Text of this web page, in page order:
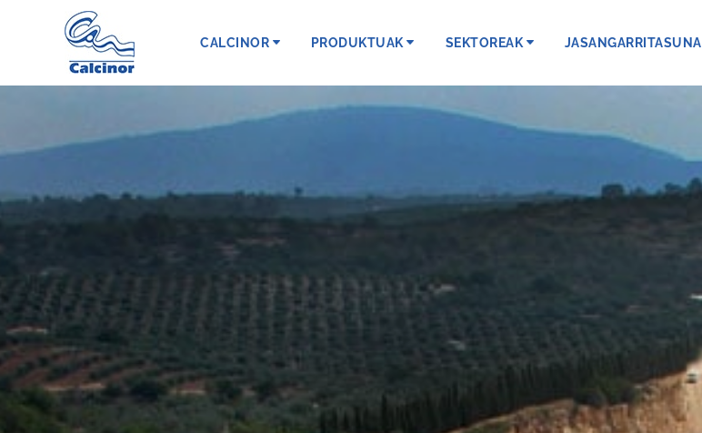
CALCINOR PRODUKTUAK SEKTOREAK JASANGARRITASUNA